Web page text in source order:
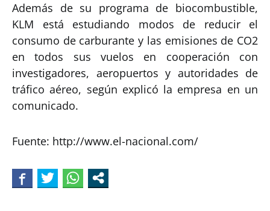
Además de su programa de biocombustible,
KLM está estudiando modos de reducir el
consumo de carburante y las emisiones de CO2
en todos sus vuelos en cooperación con
investigadores, aeropuertos y autoridades de
tráfico aéreo, según explicó la empresa en un
comunicado.
Fuente: http://www.el-nacional.com/